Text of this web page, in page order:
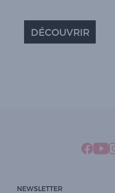
DÉCOUVRIR
NEWSLETTER